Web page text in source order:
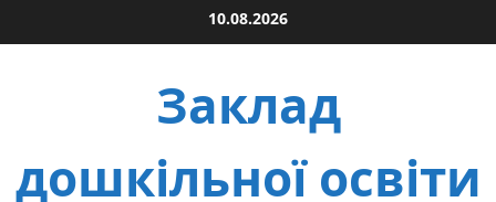
to
10.08.2026
Заклад
дошкільної освіти